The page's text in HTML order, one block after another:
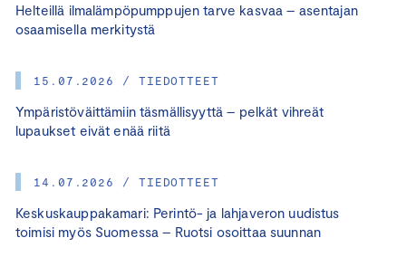
Helteillä ilmalämpöpumppujen tarve kasvaa – asentajan
osaamisella merkitystä
15.07.2026 / TIEDOTTEET
Ympäristöväittämiin täsmällisyyttä – pelkät vihreät
lupaukset eivät enää riitä
14.07.2026 / TIEDOTTEET
Keskuskauppakamari: Perintö- ja lahjaveron uudistus
toimisi myös Suomessa – Ruotsi osoittaa suunnan